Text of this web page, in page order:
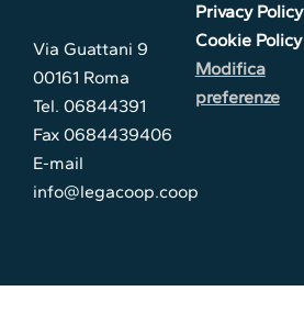
Via Guattani 9
00161 Roma
Tel. 06844391
Fax 0684439406
E-mail
info@legacoop.coop
Privacy Policy
Cookie Policy
Modifica
preferenze